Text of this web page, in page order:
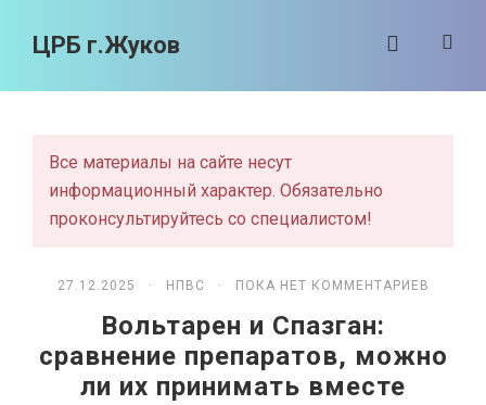
ЦРБ г.Жуков
Все материалы на сайте несут
информационный характер. Обязательно
проконсультируйтесь со специалистом!
27.12.2025 · НПВС · ПОКА НЕТ КОММЕНТАРИЕВ
Вольтарен и Спазган:
сравнение препаратов, можно
ли их принимать вместе